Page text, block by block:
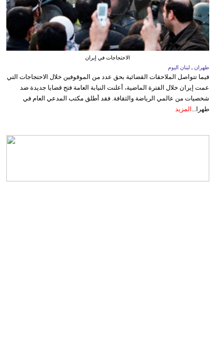
الاحتجاجات في إيران
طهران ـ لبنان اليوم
فيما تتواصل الملاحقات القضائية بحق عدد من الموقوفين خلال الاحتجاجات التي
عمت إيران خلال الفترة الماضية، أعلنت النيابة العامة فتح قضايا جديدة ضد
شخصيات من عالمي الرياضة والثقافة. فقد أطلق مكتب المدعي العام في
طهرا... المزيد